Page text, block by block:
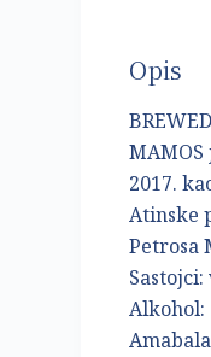
Opis
2017.
Atinske
Petrosa
Alkohol: